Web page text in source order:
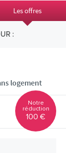
Les offres
:
logement
Notre
réduction
100 €